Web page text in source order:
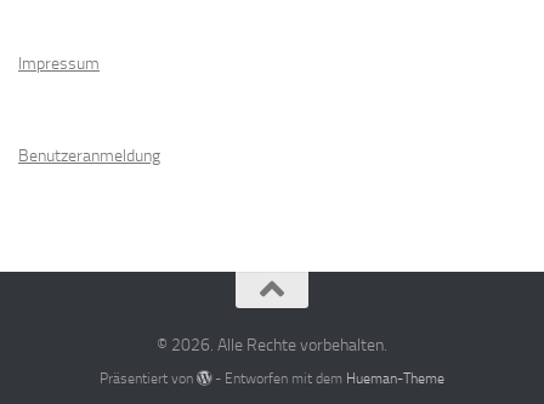
Impressum
Benutzeranmeldung
© 2026. Alle Rechte vorbehalten.
Präsentiert von - Entworfen mit dem Hueman-Theme